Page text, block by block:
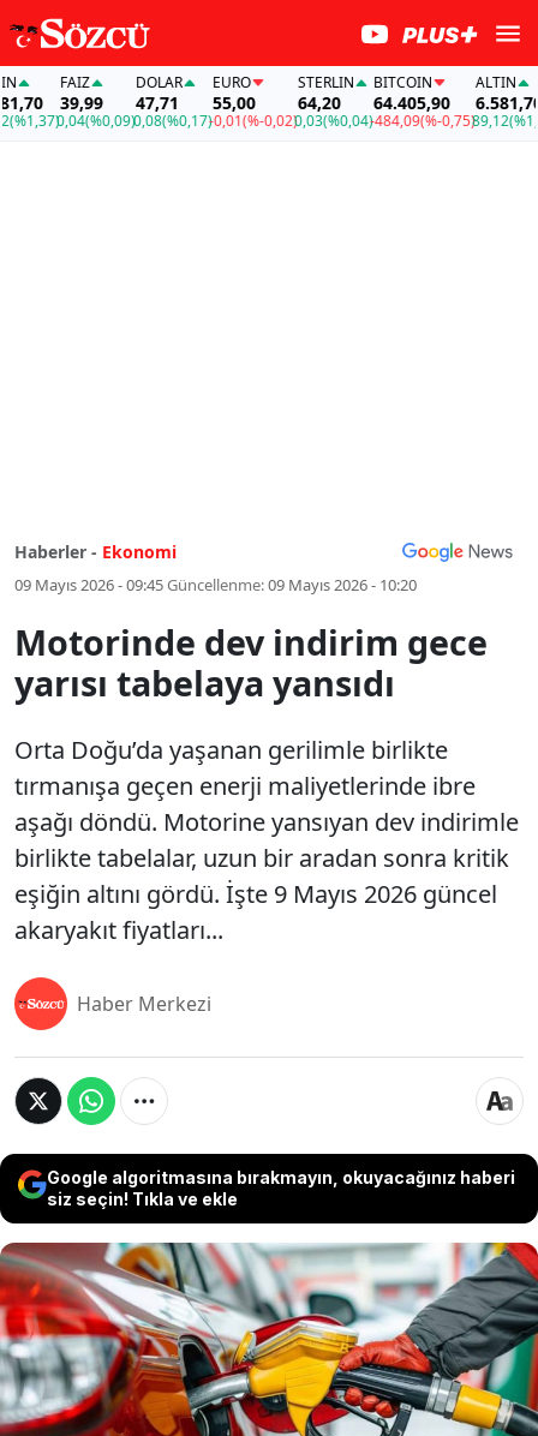
FAİZ
39,99
0,04(%0,09)
DOLAR
47,71
0,08(%0,17)
EURO
55,00
-0,01(%-0,02)
STERLIN
64,20
0,03(%0,04)
BITCOIN
64.405,90
-484,09(%-0,75)
ALTIN
6.581,70
89,12(%1,37)
Haberler - Ekonomi
09 Mayıs 2026 - 09:45Güncellenme:09 Mayıs 2026 - 10:20
Motorinde dev indirim gece
yarısı tabelaya yansıdı
Orta Doğu’da yaşanan gerilimle birlikte
tırmanışa geçen enerji maliyetlerinde ibre
aşağı döndü. Motorine yansıyan dev indirimle
birlikte tabelalar, uzun bir aradan sonra kritik
eşiğin altını gördü. İşte 9 Mayıs 2026 güncel
akaryakıt fiyatları...
Haber Merkezi
Google algoritmasına bırakmayın, okuyacağınız haberi
siz seçin! Tıkla ve ekle
Orta Doğu’da yaşanan gerilimle birlikte
tırmanışa geçen enerji maliyetlerinde ibre
aşağı döndü. Motorine yansıyan dev indirimle
birlikte tabelalar, uzun bir aradan sonra kritik